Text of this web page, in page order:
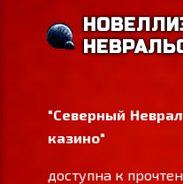
"Северный
казино"
доступна к